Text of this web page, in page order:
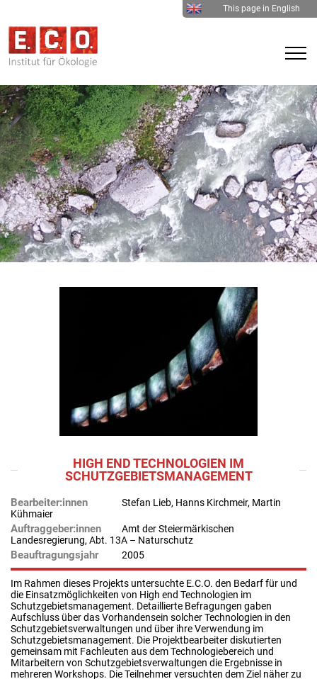
This page in English
HIGH END TECHNOLOGIEN IM
SCHUTZGEBIETSMANAGEMENT
Bearbeiter:innen
Stefan Lieb, Hanns Kirchmeir, Martin
Kühmaier
Auftraggeber:innen
Amt der Steiermärkischen
Landesregierung, Abt. 13A – Naturschutz
Beauftragungsjahr 2005
Im Rahmen dieses Projekts untersuchte E.C.O. den Bedarf für und
die Einsatzmöglichkeiten von High end Technologien im
Schutzgebietsmanagement. Detaillierte Befragungen gaben
Aufschluss über das Vorhandensein solcher Technologien in den
Schutzgebietsverwaltungen und über ihre Verwendung im
Schutzgebietsmanagement. Die Projektbearbeiter diskutierten
gemeinsam mit Fachleuten aus dem Technologiebereich und
Mitarbeitern von Schutzgebietsverwaltungen die Ergebnisse in
mehreren Workshops. Die Teilnehmer versuchten dem Ziel näher zu